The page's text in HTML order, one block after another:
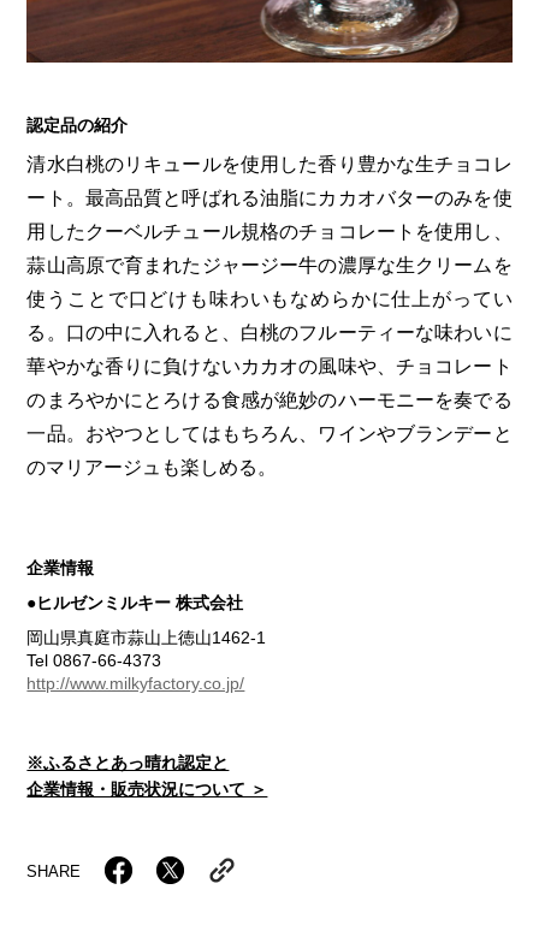
認定品の紹介
清水白桃のリキュールを使用した香り豊かな生チョコレ
ート。最高品質と呼ばれる油脂にカカオバターのみを使
用したクーベルチュール規格のチョコレートを使用し、
蒜山高原で育まれたジャージー牛の濃厚な生クリームを
使うことで口どけも味わいもなめらかに仕上がってい
る。口の中に入れると、白桃のフルーティーな味わいに
華やかな香りに負けないカカオの風味や、チョコレート
のまろやかにとろける食感が絶妙のハーモニーを奏でる
一品。おやつとしてはもちろん、ワインやブランデーと
のマリアージュも楽しめる。
企業情報
●ヒルゼンミルキー 株式会社
岡山県真庭市蒜山上徳山1462-1
Tel 0867-66-4373
http://www.milkyfactory.co.jp/
※ふるさとあっ晴れ認定と
企業情報・販売状況について ＞
SHARE